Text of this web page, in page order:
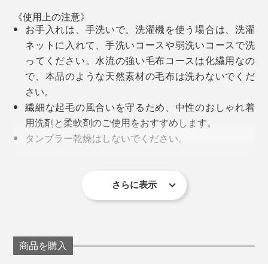
『GRAU』は、MONOCOでおなじみ、『 FLOOD OF
LIGHT
』、『SERENE』に続いて、第3弾となる毛布で
廣瀬さんが目指した毛布は、「子どものときから、大人
になっても、いつもそばにあるコットンのやさしさと、
ずっと使っていける色・デザイン」。
忙しい時も、『GRAU』に包まれれば、誰でも“休日フィ
《使用上の注意》
お手入れは、手洗いで。洗濯機を使う場合は、洗濯
ネットに入れて、手洗いコースや弱洗いコースで洗
ってください。水流の強い毛布コースは化繊用なの
で、本品のような天然素材の毛布は洗わないでくだ
さい。
繊細な起毛の風合いを守るため、中性のおしゃれ着
用洗剤と柔軟剤のご使用をおすすめします。
タンブラー乾燥はしないでください。
綿毛布は細かい毛羽が製品に残っているため、使い
始めは、濃い色の服に細かい毛羽がつくことがあり
洗濯後、表面の風合いが変化することもあります
さらに表示
商品を購入